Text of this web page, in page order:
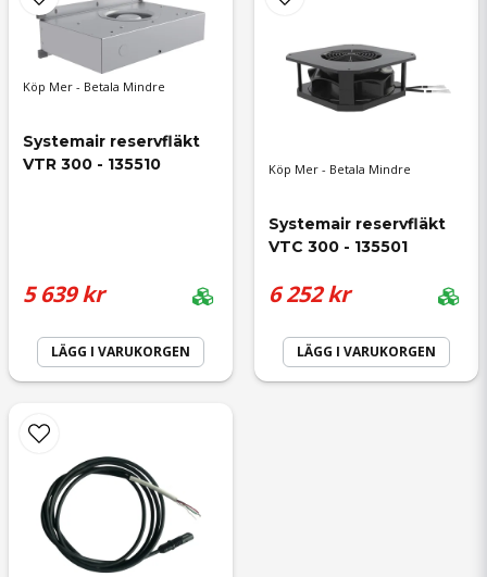
Skicka fråga
Köp Mer - Betala Mindre
Systemair reservfläkt
VTR 300 - 135510
5 639 kr
LÄGG I VARUKORGEN
Köp Mer - Betala Mindre
Systemair reservfläkt
VTC 300 - 135501
6 252 kr
LÄGG I VARUKORGEN